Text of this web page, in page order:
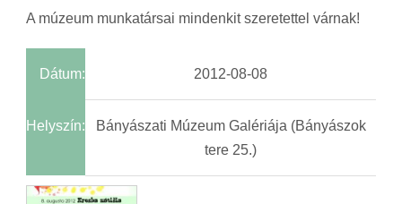
A múzeum munkatársai mindenkit szeretettel várnak!
Dátum: 2012-08-08
Helyszín:
Bányászati Múzeum Galériája (Bányászok
tere 25.)